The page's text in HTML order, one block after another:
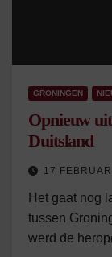
GRONINGEN
Opnieuw
Duitsland
17
Het gaat nog
tussen
werd de